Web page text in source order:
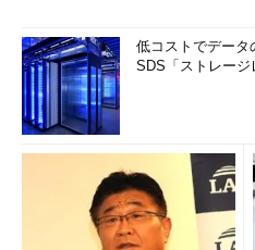
低コストでデータ
SDS「ストレージ